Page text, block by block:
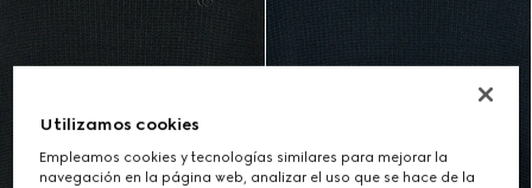
Utilizamos cookies
Empleamos cookies y tecnologías similares para mejorar la
navegación en la página web, analizar el uso que se hace de la